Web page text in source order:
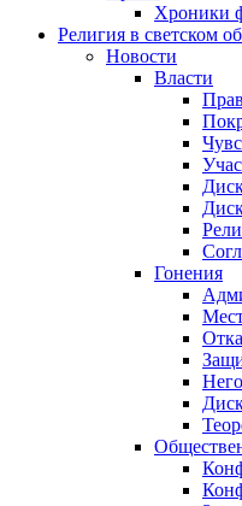
Хроники
Религия в светском
Новости
Власти
Гонения